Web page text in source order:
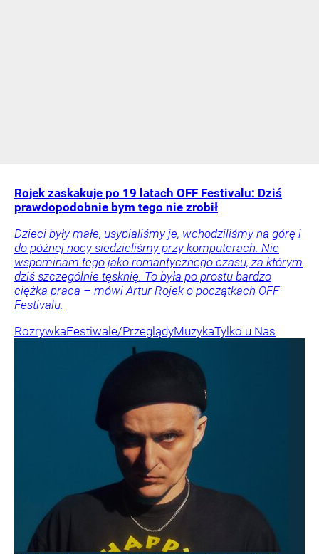
Rojek zaskakuje po 19 latach OFF Festivalu: Dziś
prawdopodobnie bym tego nie zrobił
Dzieci były małe, usypialiśmy je, wchodziliśmy na górę i
do późnej nocy siedzieliśmy przy komputerach. Nie
wspominam tego jako romantycznego czasu, za którym
dziś szczególnie tęsknię. To była po prostu bardzo
ciężka praca – mówi Artur Rojek o początkach OFF
Festivalu.
RozrywkaFestiwale/PrzeglądyMuzykaTylko u Nas